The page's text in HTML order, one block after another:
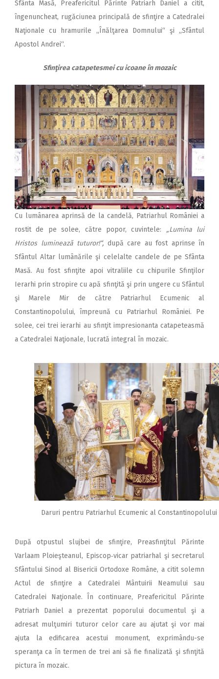
Sfânta Masă, Preafericitul Părinte Patriarh Daniel a citit,
îngenuncheat, rugăciunea principală de sfinţire a Catedralei
Naţionale cu hramurile „Înălţa­rea Domnului“ şi „Sfântul
Apostol Andrei“.
Sfinţirea catapetesmei cu icoane în mozaic
Cu lumânarea aprinsă de la candelă, Patriarhul României a
rostit de pe solee, către popor, cuvintele: „Lumina lui
Hristos luminează tuturor!“, după care au fost aprinse în
Sfântul Altar lumânările şi celelalte candele de pe Sfânta
Masă. Au fost sfinţite apoi vitraliile cu chipurile Sfinţi­lor
Ierarhi prin stropire cu apă sfinţită şi prin ungere cu Sfântul
şi Marele Mir de către Patriarhul Ecumenic al
Constantinopolului, împreună cu Patriarhul României. Pe
solee, cei trei ierarhi au sfinţit impresionanta catapeteasmă
a Catedralei Naţionale, lucrată integral în mozaic.
Daruri pentru Patriarhul Ecumenic al Constantinopolului
După otpustul slujbei de sfin­ţire, Preasfinţitul Părinte
Varlaam Ploieşteanul, Episcop‑vicar patriarhal şi secretarul
Sfântului Sinod al Bisericii Ortodoxe Româ­ne, a citit solemn
Actul de sfinţire a Catedralei Mântuirii Neamului sau
Catedralei Naţio­nale. În continuare, Preafericitul Părinte
Patriarh Daniel a prezentat poporului documentul şi a
adresat mulţu­miri tuturor celor care au ajutat şi vor mai
ajuta la edificarea acestui monument, exprimându-se
speranţa ca în termen de trei ani să fie finalizată şi sfinţită
pictura în mozaic.